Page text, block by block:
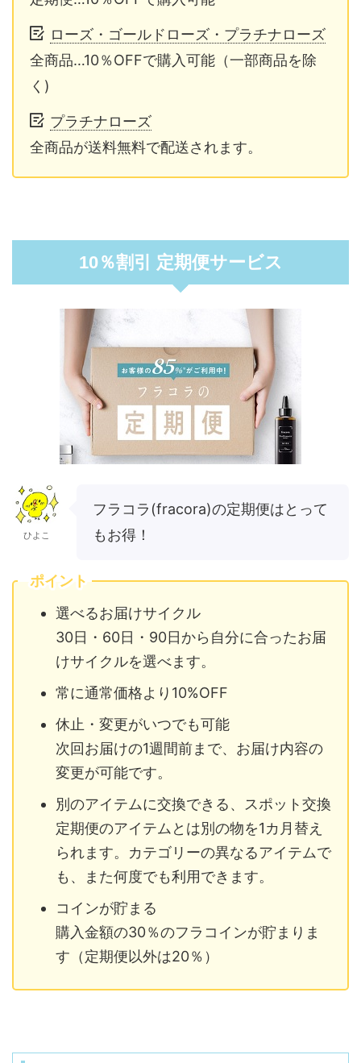
ローズ・ゴールドローズ・プラチナローズ
全商品…10％OFFで購入可能（一部商品を除
く)
プラチナローズ
全商品が送料無料で配送されます。
10％割引 定期便サービス
ひよこ
フラコラ(fracora)の定期便はとって
もお得！
ポイント
選べるお届けサイクル
30日・60日・90日から自分に合ったお届
けサイクルを選べます。
常に通常価格より10%OFF
休止・変更がいつでも可能
次回お届けの1週間前まで、お届け内容の
変更が可能です。
別のアイテムに交換できる、スポット交換
定期便のアイテムとは別の物を1カ月替え
られます。カテゴリーの異なるアイテムで
も、また何度でも利用できます。
コインが貯まる
購入金額の30％のフラコインが貯まりま
す（定期便以外は20％）